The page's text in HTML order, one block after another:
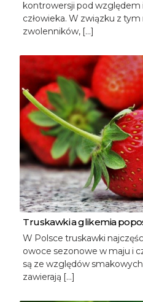
kontrowersji pod względem
człowieka. W związku z
zwolenników, […]
Truskawki a glikemia
W Polsce truskawki
owoce sezonowe w maju i
są ze względów
zawierają […]